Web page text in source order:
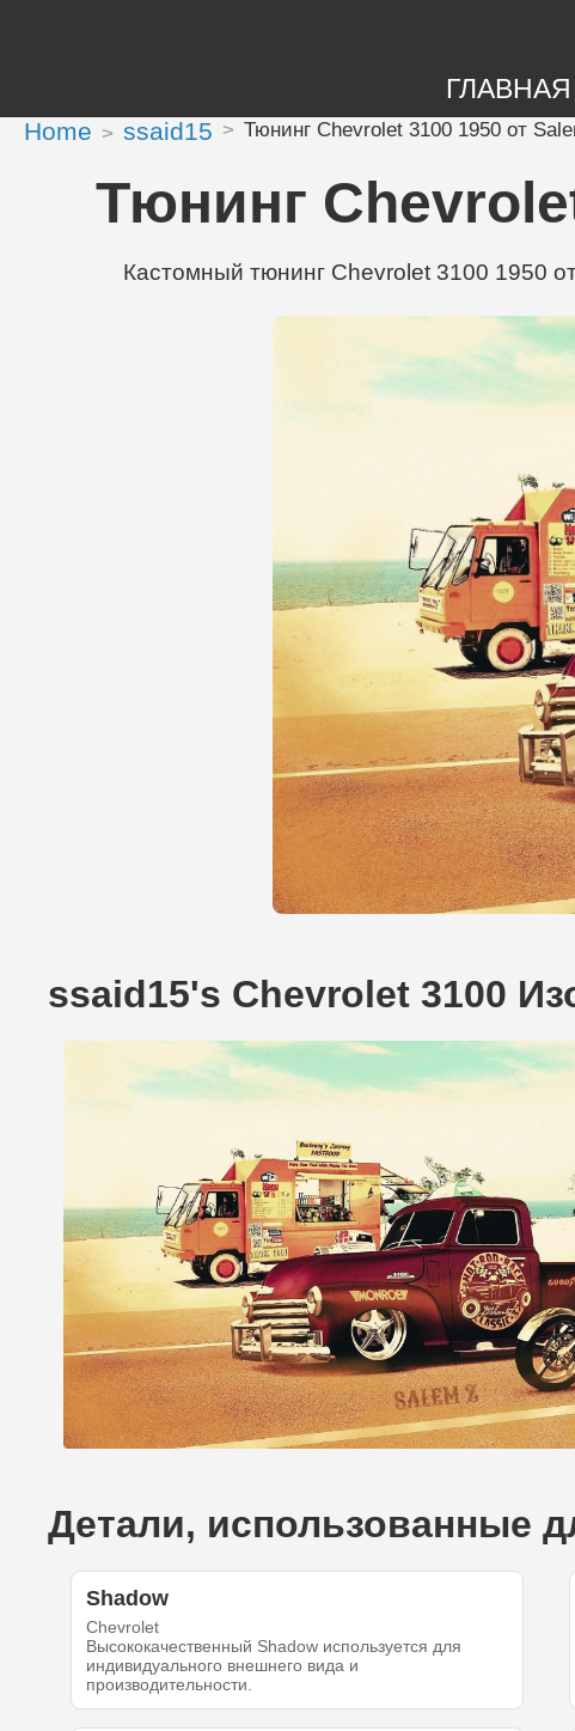
ГЛАВНАЯ
Home ssaid15 Тюнинг Chevrolet 3100 1950 от
Тюнинг
Кастомный тюнинг Chevrolet 3100 1950
ssaid15's Chevrolet 3100
Детали, использованные
Shadow
Chevrolet
Высококачественный Shadow используется для
индивидуального внешнего вида и
производительности.